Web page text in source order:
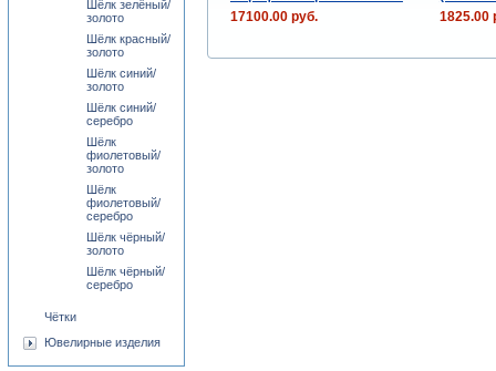
17100.00 руб.
1825.00
Шёлк зелёный/
золото
Шёлк красный/
золото
Шёлк синий/
золото
Шёлк синий/
серебро
Шёлк
фиолетовый/
золото
Шёлк
фиолетовый/
серебро
Шёлк чёрный/
золото
Шёлк чёрный/
серебро
Чётки
Ювелирные изделия